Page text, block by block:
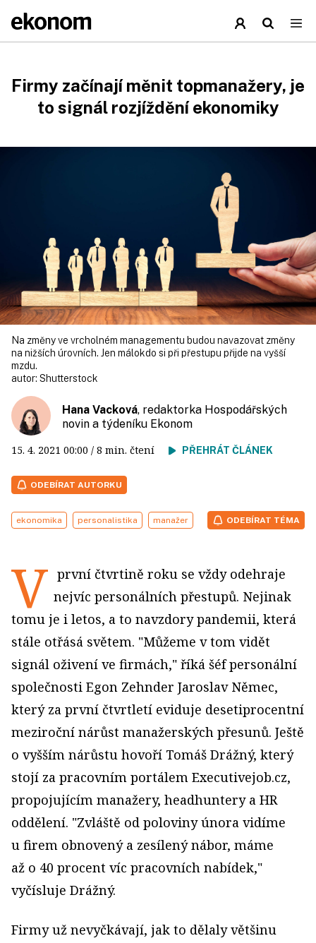
Firmy začínají měnit topmanažery, je
to signál rozjíždění ekonomiky
Na změny ve vrcholném managementu budou navazovat změny
na nižších úrovních. Jen málokdo si při přestupu přijde na vyšší
mzdu.
autor: Shutterstock
Hana Vacková, redaktorka Hospodářských
novin a týdeníku Ekonom
15. 4. 2021 00:00 / 8 min. čtení PŘEHRÁT ČLÁNEK
ODEBÍRAT AUTORKU
ekonomika personalistika manažer ODEBÍRAT TÉMA
V první čtvrtině roku se vždy odehraje
nejvíc personálních přestupů. Nejinak
tomu je i letos, a to navzdory pandemii, která
stále otřásá světem. "Můžeme v tom vidět
signál oživení ve firmách," říká šéf personální
společnosti Egon Zehnder Jaroslav Němec,
který za první čtvrtletí eviduje desetiprocentní
meziroční nárůst manažerských přesunů. Ještě
o vyšším nárůstu hovoří Tomáš Drážný, který
stojí za pracovním portálem Executivejob.cz,
propojujícím manažery, headhuntery a HR
oddělení. "Zvláště od poloviny února vidíme
u firem obnovený a zesílený nábor, máme
až o 40 procent víc pracovních nabídek,"
vyčísluje Drážný.
Firmy už nevyčkávají, jak to dělaly většinu